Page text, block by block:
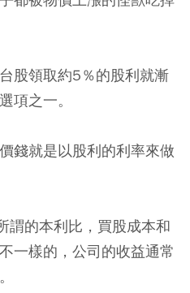
股領取約5％的股利就漸
項之一。
錢就是以股利的利率來做
謂的本利比，買股成本和
一樣的，公司的收益通常